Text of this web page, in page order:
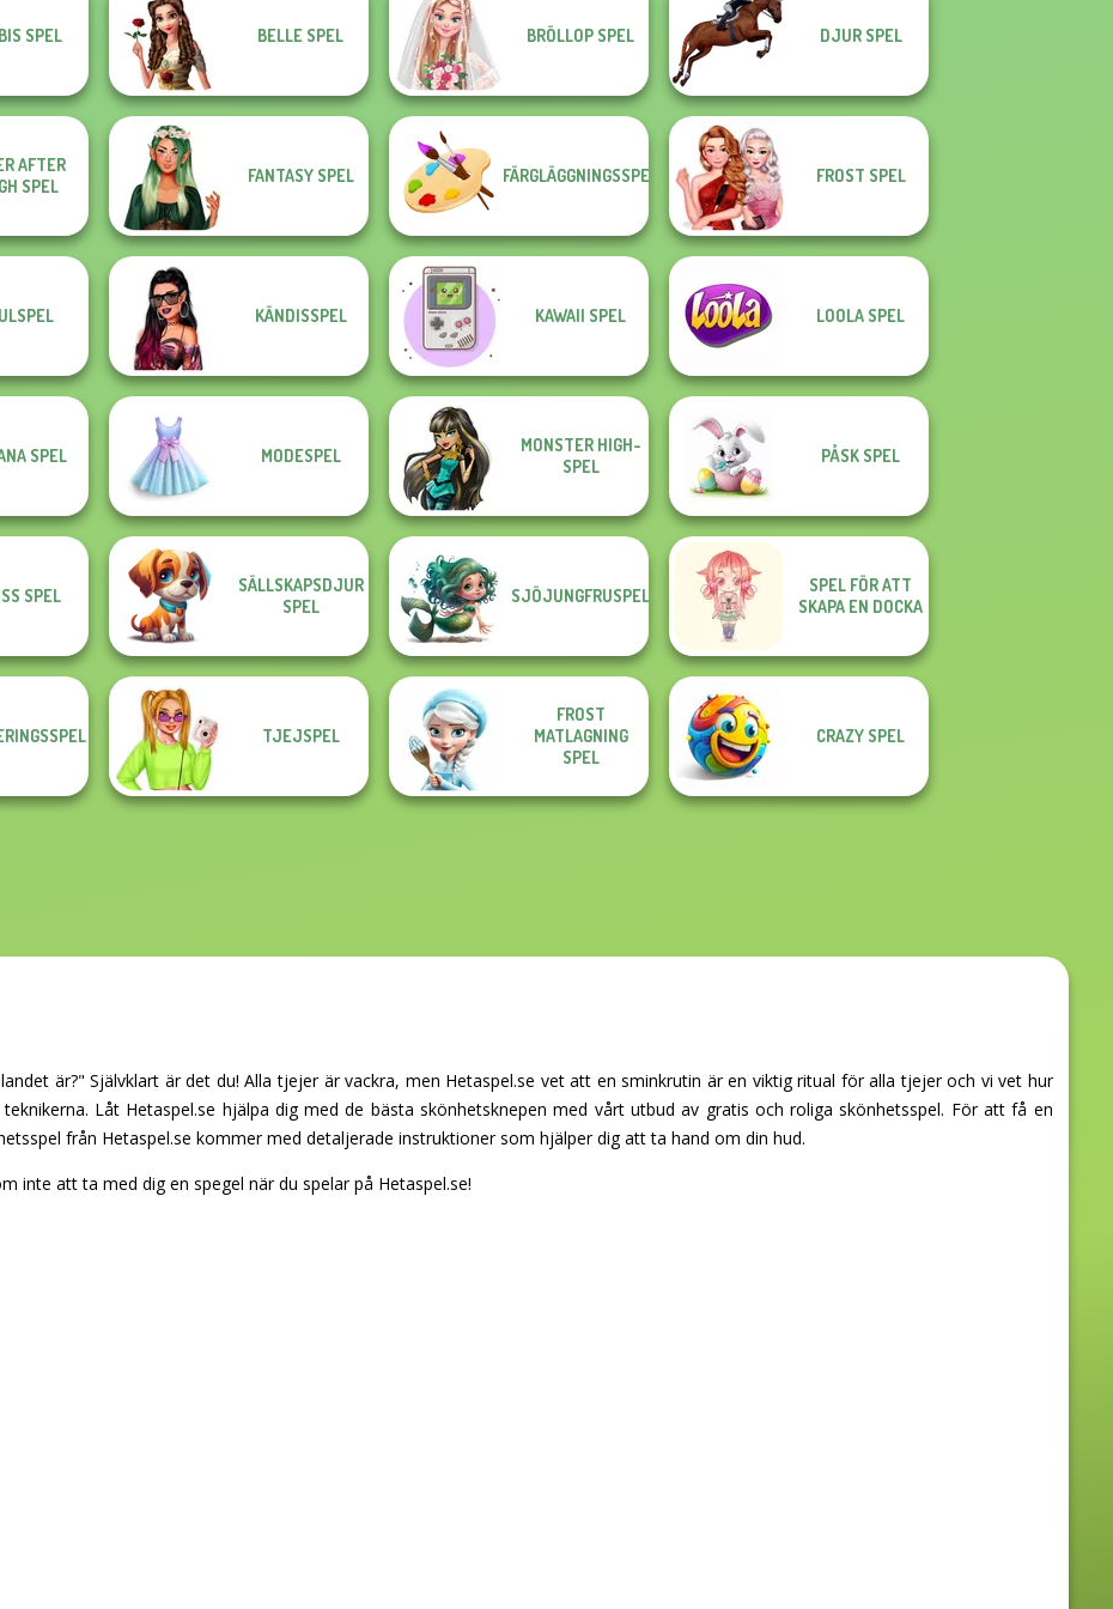
SPEL BELLE SPEL BRÖLLOP SPEL DJUR SPEL
AFTER
SPEL
FANTASY SPEL FÄRGLÄGGNINGSSPEL FROST SPEL
KÄNDISSPEL KAWAII SPEL LOOLA SPEL
SPEL MODESPEL
MONSTER HIGH-
SPEL
PÅSK SPEL
SPEL
SÄLLSKAPSDJUR
SPEL
SJÖJUNGFRUSPEL
SPEL FÖR ATT
SKAPA EN DOCKA
TJEJSPEL
FROST
MATLAGNING
SPEL
CRAZY SPEL
är?" Självklart är det du! Alla tjejer är vackra, men Hetaspel.se vet att en sminkrutin är en viktig ritual för alla tjejer och vi vet hur
Låt Hetaspel.se hjälpa dig med de bästa skönhetsknepen med vårt utbud av gratis och roliga skönhetsspel. För att få en
från Hetaspel.se kommer med detaljerade instruktioner som hjälper dig att ta hand om din hud.
inte att ta med dig en spegel när du spelar på Hetaspel.se!